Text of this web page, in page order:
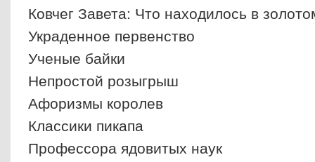
Ковчег Завета: Что находилось в
Украденное первенство
Ученые байки
Непростой розыгрыш
Афоризмы королев
Классики пикапа
Профессора ядовитых наук